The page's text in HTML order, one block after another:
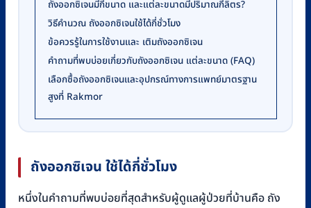
ถังออกซิเจนมีกี่ขนาด และแต่ละขนาดมีปริมาณกี่ลิตร?
วิธีคำนวณ ถังออกซิเจนใช้ได้กี่ชั่วโมง
ข้อควรรู้ในการใช้งานและ เติมถังออกซิเจน
คำถามที่พบบ่อยเกี่ยวกับถังออกซิเจน แต่ละขนาด (FAQ)
เลือกซื้อถังออกซิเจนและอุปกรณ์ทางการแพทย์มาตรฐาน
สูงที่ Rakmor
ถังออกซิเจน ใช้ได้กี่ชั่วโมง
หนึ่งในคำถามที่พบบ่อยที่สุดสำหรับผู้ดูแลผู้ป่วยที่บ้านคือ ถัง